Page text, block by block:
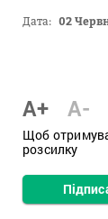
Дата: 02
A+ A-
Щоб
розсилку